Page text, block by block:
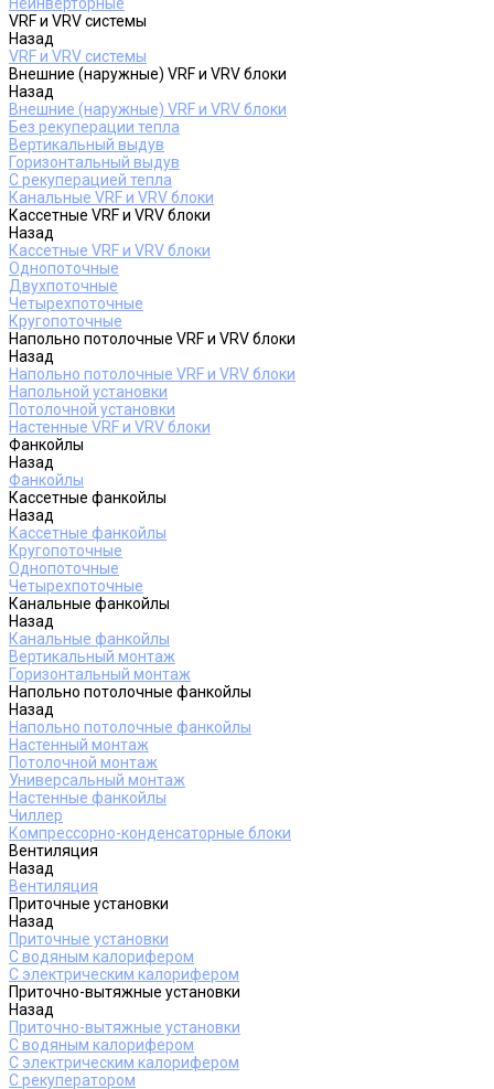
VRF и VRV системы
Назад
VRF и VRV системы
Внешние (наружные) VRF и VRV блоки
Назад
Внешние (наружные) VRF и VRV блоки
Без рекуперации тепла
Вертикальный выдув
Горизонтальный выдув
С рекуперацией тепла
Канальные VRF и VRV блоки
Кассетные VRF и VRV блоки
Назад
Кассетные VRF и VRV блоки
Однопоточные
Двухпоточные
Четырехпоточные
Кругопоточные
Напольно потолочные VRF и VRV блоки
Назад
Напольно потолочные VRF и VRV блоки
Напольной установки
Потолочной установки
Настенные VRF и VRV блоки
Фанкойлы
Назад
Фанкойлы
Кассетные фанкойлы
Назад
Кассетные фанкойлы
Кругопоточные
Однопоточные
Четырехпоточные
Канальные фанкойлы
Назад
Канальные фанкойлы
Вертикальный монтаж
Горизонтальный монтаж
Напольно потолочные фанкойлы
Назад
Напольно потолочные фанкойлы
Настенный монтаж
Потолочной монтаж
Универсальный монтаж
Настенные фанкойлы
Чиллер
Компрессорно-конденсаторные блоки
Вентиляция
Назад
Вентиляция
Приточные установки
Назад
Приточные установки
С водяным калорифером
С электрическим калорифером
Приточно-вытяжные установки
Назад
Приточно-вытяжные установки
С водяным калорифером
С электрическим калорифером
С рекуператором